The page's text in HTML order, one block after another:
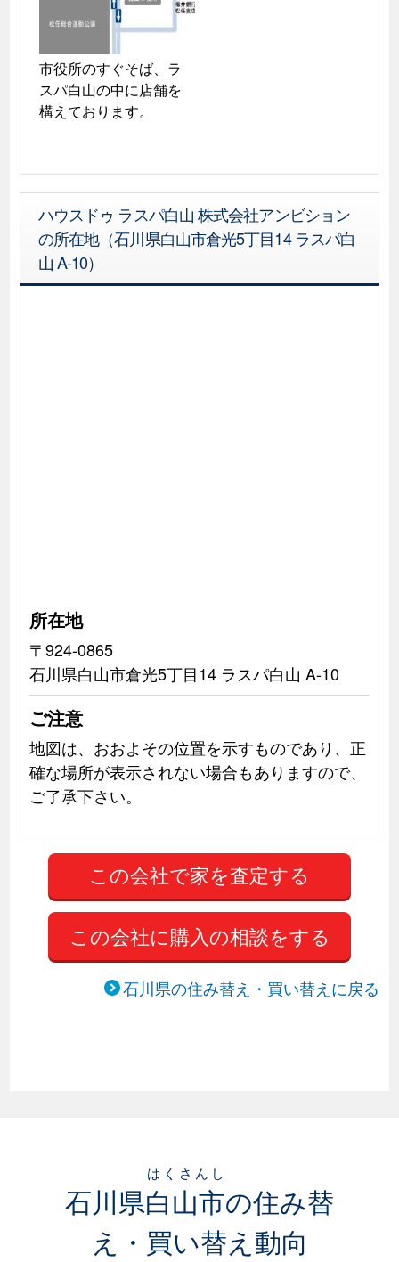
市役所のすぐそば、ラ
スパ白山の中に店舗を
構えております。
ハウスドゥ ラスパ白山 株式会社アンビション
の所在地（石川県白山市倉光5丁目14 ラスパ白
山 A-10）
所在地
〒924-0865
石川県白山市倉光5丁目14 ラスパ白山 A-10
ご注意
地図は、おおよその位置を示すものであり、正
確な場所が表示されない場合もありますので、
ご了承下さい。
この会社に購入の相談をする
石川県の住み替え・買い替えに戻る
石川県白山市
はくさんし
の住み替
え・買い替え動向